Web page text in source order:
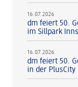
16.07.2026
dm feiert 50.
im Sillpark
16.07.2026
dm feiert 50.
in der PlusCity